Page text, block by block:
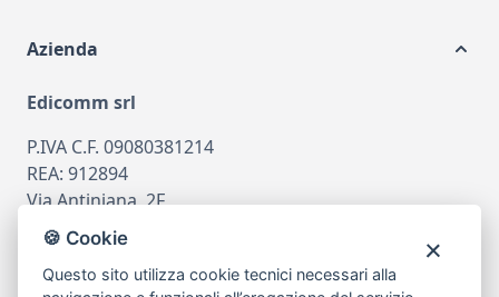
Azienda
Edicomm srl
P.IVA C.F. 09080381214
REA: 912894
Via Antiniana, 2F
80078 Pozzuoli
tel081.7515380
🍪 Cookie
Questo sito utilizza cookie tecnici necessari alla